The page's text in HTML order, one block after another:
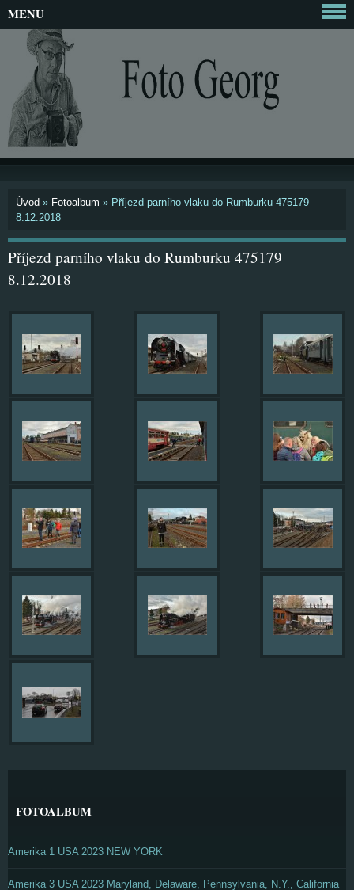
Úvod » Fotoalbum » Příjezd parního vlaku do Rumburku 475179
8.12.2018
Příjezd parního vlaku do Rumburku 475179
8.12.2018
MENU
FOTOALBUM
Amerika 1 USA 2023 NEW YORK
Amerika 3 USA 2023 Maryland, Delaware, Pennsylvania, N.Y., California